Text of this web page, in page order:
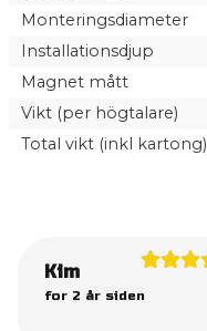
Monteringsdiameter
Installationsdjup
Magnet mått
Vikt (per högtalare)
Total vikt (inkl kartong)
Kim
for 2 år siden